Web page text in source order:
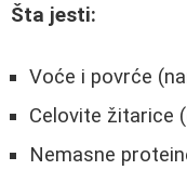
Šta jesti:
Voće i povrće
Celovite žitarice
Nemasne